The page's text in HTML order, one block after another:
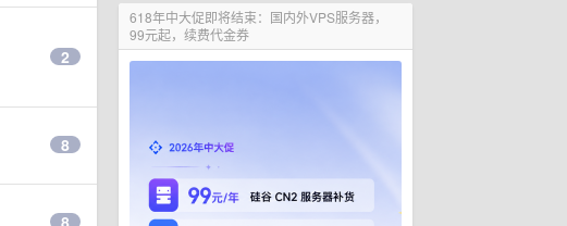
618年中大促即将结束：国内外VPS服务器，
99元起，续费代金券
2
8
8